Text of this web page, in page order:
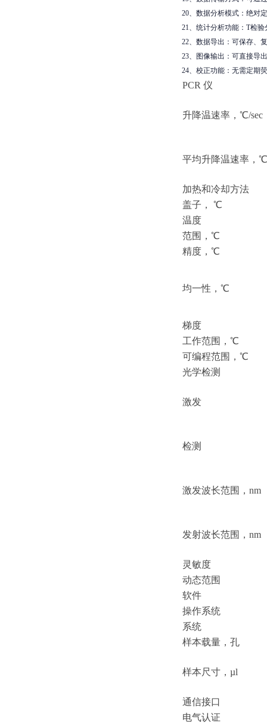
20、数据分析模式：绝对
21、统计分析功能：T检
22、数据导出：可保存、
23、图像输出：可直接导
24、校正功能：无需定期
PCR 仪
升降温速率， ℃/sec
平均升降温速率，
加热和冷却方法
盖子，
℃
温度
范围， ℃
精度， ℃
均一性， ℃
梯度
工作范围， ℃
可编程范围， ℃
光学检测
激发
检测
激发波长范围， nm
发射波长范围， nm
灵敏度
动态范围
软件
操作系统
系统
样本载量，孔
样本尺寸， µl
通信接口
电气认证